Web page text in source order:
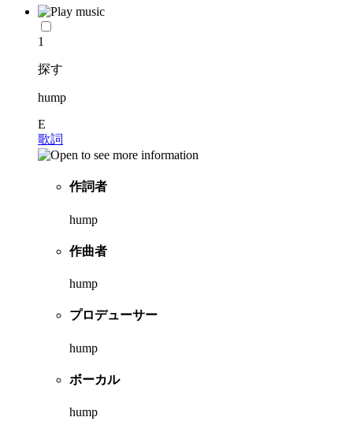
1
探す
hump
E
歌詞
作詞者
hump
作曲者
hump
プロデューサー
hump
ボーカル
hump